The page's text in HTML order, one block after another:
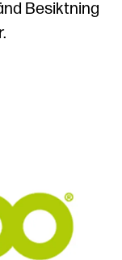
Besiktning